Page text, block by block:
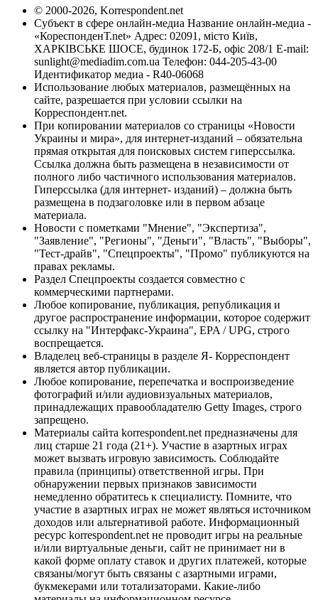
© 2000-2026, Korrespondent.net
Субъект в сфере онлайн-медиа Название онлайн-медиа -
«КореспонденТ.net» Адрес: 02091, місто Київ,
ХАРКІВСЬКЕ ШОСЕ, будинок 172-Б, офіс 208/1 E-mail:
sunlight@mediadim.com.ua Телефон: 044-205-43-00
Идентификатор медиа - R40-06068
Использование любых материалов, размещённых на
сайте, разрешается при условии ссылки на
Корреспондент.net.
При копировании материалов со страницы «Новости
Украины и мира», для интернет-изданий – обязательна
прямая открытая для поисковых систем гиперссылка.
Ссылка должна быть размещена в независимости от
полного либо частичного использования материалов.
Гиперссылка (для интернет- изданий) – должна быть
размещена в подзаголовке или в первом абзаце
материала.
Новости с пометками "Мнение", "Экспертиза",
"Заявление", "Регионы", "Деньги", "Власть", "Выборы",
"Тест-драйв", "Спецпроекты", "Промо" публикуются на
правах рекламы.
Раздел Спецпроекты создается совместно с
коммерческими партнерами.
Любое копирование, публикация, републикация и
другое распространение информации, которое содержит
ссылку на "Интерфакс-Украина", EPA / UPG, строго
воспрещается.
Владелец веб-страницы в разделе Я- Корреспондент
является автор публикации.
Любое копирование, перепечатка и воспроизведение
фотографий и/или аудиовизуальных материалов,
принадлежащих правообладателю Getty Images, строго
запрещено.
Материалы сайта korrespondent.net предназначены для
лиц старше 21 года (21+). Участие в азартных играх
может вызвать игровую зависимость. Соблюдайте
правила (принципы) ответственной игры. При
обнаружении первых признаков зависимости
немедленно обратитесь к специалисту. Помните, что
участие в азартных играх не может являться источником
доходов или альтернативой работе. Информационный
ресурс korrespondent.net не проводит игры на реальные
и/или виртуальные деньги, сайт не принимает ни в
какой форме оплату ставок и других платежей, которые
связаны/могут быть связаны с азартными играми,
букмекерами или тотализаторами. Какие-либо